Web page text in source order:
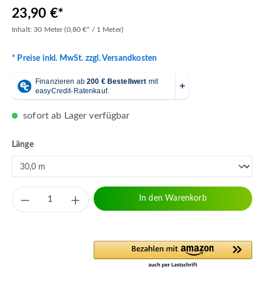
23,90 €*
Inhalt:30 Meter(0,80 €* / 1 Meter)
* Preise inkl. MwSt. zzgl. Versandkosten
sofort ab Lager verfügbar
Längeauswählen
Produkt Anzahl: Gib den gewünschten
In den Warenkorb